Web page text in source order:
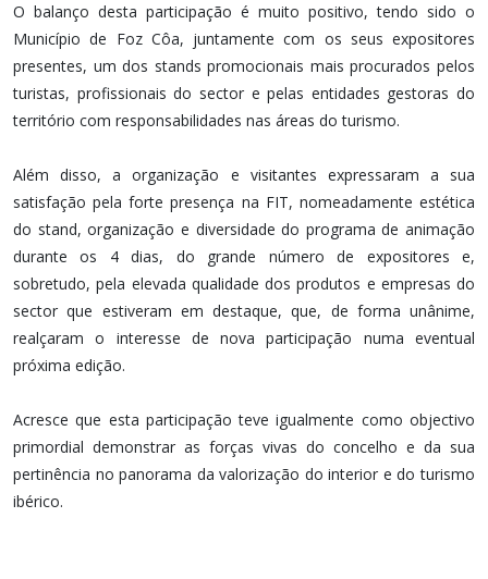
O balanço desta participação é muito positivo, tendo sido o
Município de Foz Côa, juntamente com os seus expositores
presentes, um dos stands promocionais mais procurados pelos
turistas, profissionais do sector e pelas entidades gestoras do
território com responsabilidades nas áreas do turismo.
Além disso, a organização e visitantes expressaram a sua
satisfação pela forte presença na FIT, nomeadamente estética
do stand, organização e diversidade do programa de animação
durante os 4 dias, do grande número de expositores e,
sobretudo, pela elevada qualidade dos produtos e empresas do
sector que estiveram em destaque, que, de forma unânime,
realçaram o interesse de nova participação numa eventual
próxima edição.
Acresce que esta participação teve igualmente como objectivo
primordial demonstrar as forças vivas do concelho e da sua
pertinência no panorama da valorização do interior e do turismo
ibérico.